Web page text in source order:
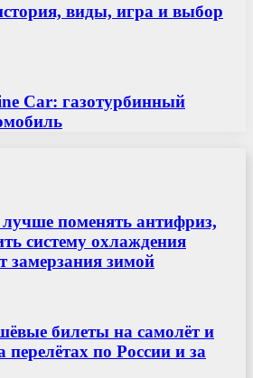
виды, игра и выбор
Car: газотурбинный
поменять антифриз,
систему охлаждения
замерзания зимой
билеты на самолёт и
перелётах по России и за